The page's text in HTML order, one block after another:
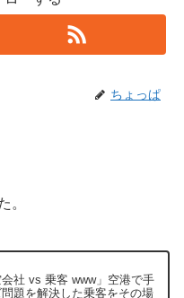
ちょっぱ
。
社 vs 乗客 www」空港で手
題を解決した乗客をその場